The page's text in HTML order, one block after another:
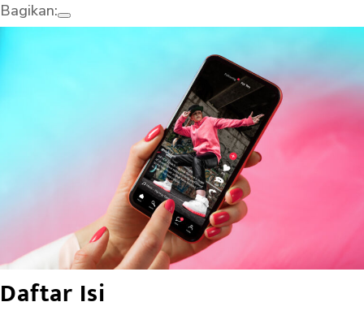
Bagikan:
Daftar Isi